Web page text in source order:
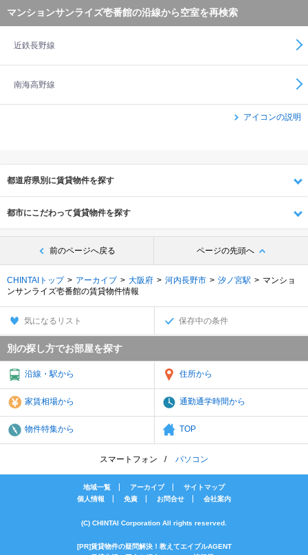
マンションサンライズ壱番館の沿線から空室を再検索
近鉄長野線
南海高野線
アイコンの説明
都道府県別に賃貸物件を探す
都市にこだわって賃貸物件を探す
前のページへ戻る ページの先頭へ
CHINTAIトップ アーカイブ 大阪府 河内長野市 汐ノ宮駅
マンショ
ンサンライズ壱番館の賃貸物件情報
気になるリスト 保存中の条件
別の探し方でお部屋を探す
沿線・駅から 住所から
家賃相場から 通勤通学時間から
物件特集から TOP
スマートフォン パソコン
地域一覧 アーカイブ
サイトマップ
個人情報
免責 お問合せ 会社案内
(C) CHINTAI Corporation All rights reserved.
[PR]賃貸物件の疑問解決！教えてエイブルAGENT